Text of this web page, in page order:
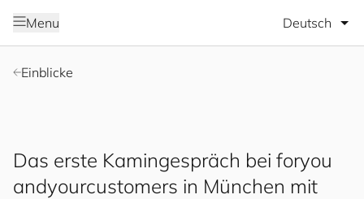
Menu Sprache
Einblicke
Das erste Kamingespräch bei foryou
andyourcustomers in München mit